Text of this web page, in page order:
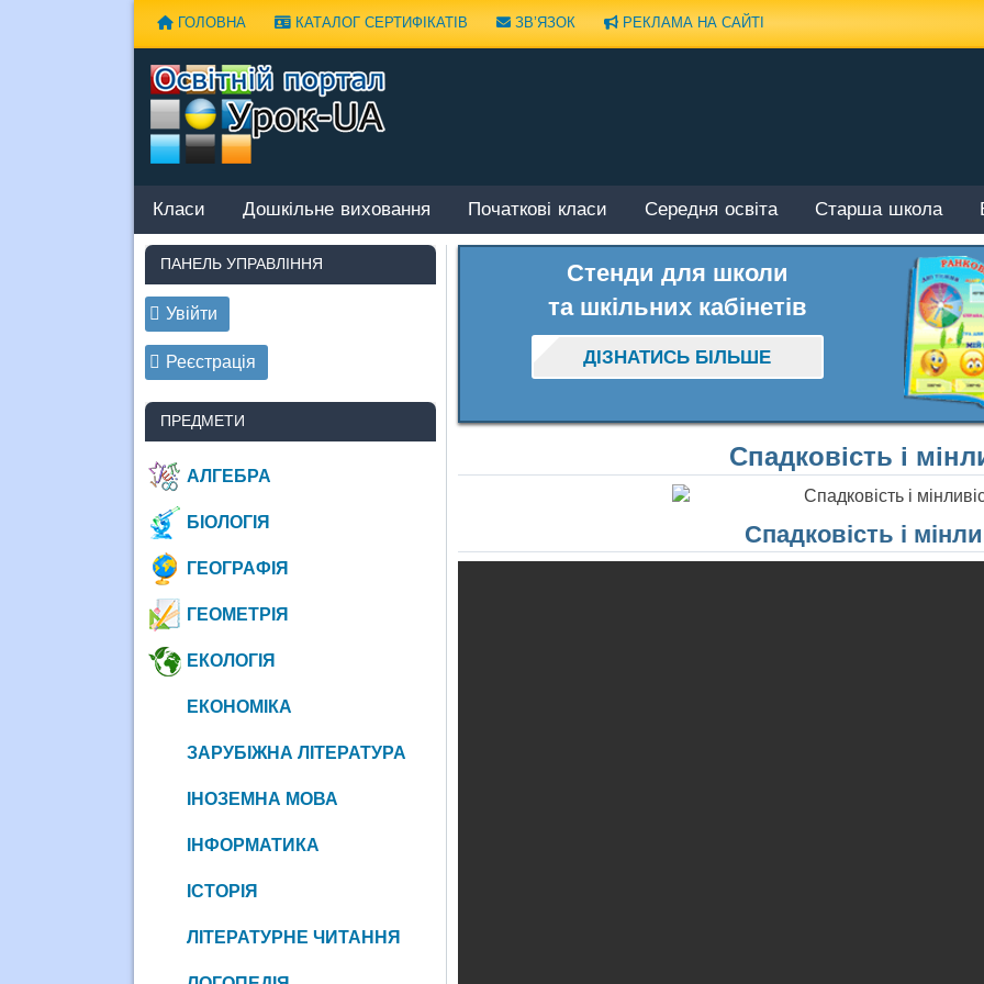
ГОЛОВНА КАТАЛОГ СЕРТИФІКАТІВ ЗВ’ЯЗОК РЕКЛАМА НА САЙТІ
Класи Дошкільне виховання Початкові класи Середня освіта Старша школа
Стенди для школи
та шкільних кабінетів
ДІЗНАТИСЬ БІЛЬШЕ
Спадковість і
Спадковість і
ПАНЕЛЬ УПРАВЛІННЯ
Увійти
Реєстрація
ПРЕДМЕТИ
АЛГЕБРА
БІОЛОГІЯ
ГЕОГРАФІЯ
ГЕОМЕТРІЯ
ЕКОЛОГІЯ
ЕКОНОМІКА
ЗАРУБІЖНА ЛІТЕРАТУРА
ІНОЗЕМНА МОВА
ІНФОРМАТИКА
ІСТОРІЯ
ЛІТЕРАТУРНЕ ЧИТАННЯ